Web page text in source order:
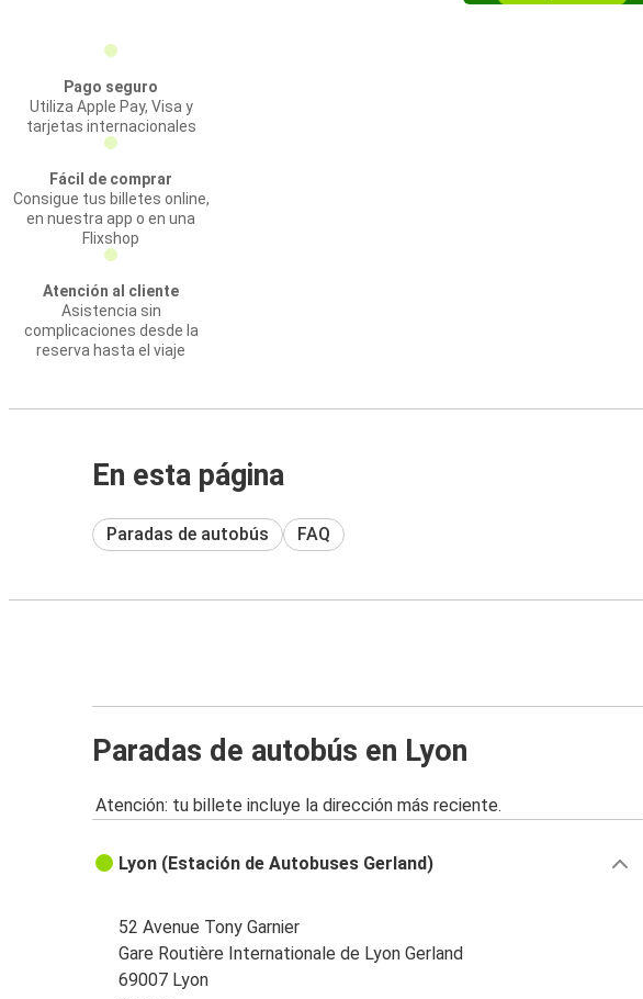
Pago seguro
Utiliza Apple Pay, Visa y
tarjetas internacionales
Fácil de comprar
Consigue tus billetes online,
en nuestra app o en una
Flixshop
Atención al cliente
Asistencia sin
complicaciones desde la
reserva hasta el viaje
En esta página
Paradas de autobús FAQ
Paradas de autobús en Lyon
Atención: tu billete incluye la dirección más reciente.
Lyon (Estación de Autobuses Gerland)
52 Avenue Tony Garnier
Gare Routière Internationale de Lyon Gerland
69007 Lyon